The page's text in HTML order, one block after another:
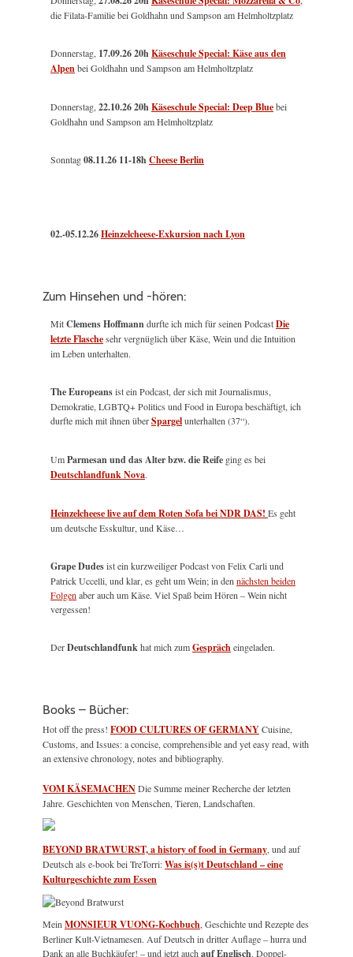
die Filata-Familie bei Goldhahn und Sampson am Helmholtzplatz
Donnerstag, 17.09.26 20hKäseschule Special: Käse aus den
Alpenbei Goldhahn und Sampson am Helmholtzplatz
Donnerstag,22.10.26 20hKäseschule Special: Deep Bluebei
Goldhahn und Sampson am Helmholtzplatz
Sonntag08.11.26 11-18hCheese Berlin
02.-05.12.26Heinzelcheese-Exkursion nach Lyon
Zum Hinsehen und -hören:
MitClemens Hoffmanndurfte ich mich für seinen PodcastDie
letzte Flaschesehr vergnüglich über Käse, Wein und die Intuition
im Leben unterhalten.
The Europeansist ein Podcast, der sich mit Journalismus,
Demokratie, LGBTQ+ Politics und Food in Europa beschäftigt, ich
durfte mich mit ihnen überSpargelunterhalten (37“).
UmParmesan und das Alter bzw. die Reife ging es bei
Deutschlandfunk Nova.
Heinzelcheese live auf dem Roten Sofa bei NDR DAS! Es geht
um deutsche Esskultur, und Käse…
Grape Dudesist ein kurzweiliger Podcast von Felix Carli und
Patrick Uccelli, und klar, es geht um Wein; in dennächsten beiden
Folgenaber auch um Käse. Viel Spaß beim Hören – Wein nicht
vergessen!
DerDeutschlandfunkhat mich zumGesprächeingeladen.
Books – Bücher:
Hot off the press! FOOD CULTURES OF GERMANYCuisine,
Customs, and Issues: a concise, comprehensible and yet easy read, with
an extensive chronology, notes and bibliography.
VOM KÄSEMACHENDie Summe meiner Recherche der letzten
Jahre. Geschichten von Menschen, Tieren, Landschaften.
BEYOND BRATWURST, a history of food in Germany, und auf
Deutsch als e-book bei TreTorri:Was is(s)t Deutschland – eine
Kulturgeschichte zum Essen
MeinMONSIEUR VUONG-Kochbuch, Geschichte und Rezepte des
Berliner Kult-Vietnamesen. Auf Deutsch in dritter Auflage – hurra und
Dank an alle Buchkäufer! – und jetzt auchauf Englisch. Doppel-